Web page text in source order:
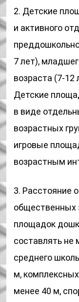
2. Детские
и активного
7 лет),
возраста (7-12
Детские
в виде
возрастных
игровые
возрастным
3. Расстояние
общественных
площадок
составлять не
среднего
м,
менее 40 м,